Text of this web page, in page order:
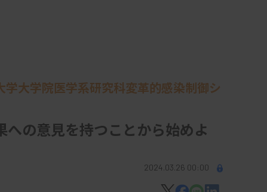
大学院医学系研究科変革的感染制御シ
の意見を持つことから始めよ
2024.03.26 00:00